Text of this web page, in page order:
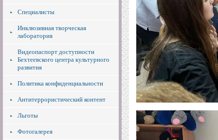
Специалисты
Инклюзивная творческая
лаборатория
Видеопаспорт доступности
Бехтеевского центра культурного
развития
Политика конфиденциальности
Антитеррористический контент
Льготы
Фотогалерея